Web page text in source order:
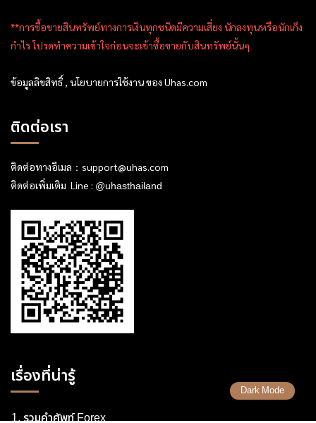
**การซื้อขายสินทรัพย์ทางการเงินทุกชนิดมีความเสี่ยง นักลงทุนหรือนักเก็ง
กำไร โปรดทำความเข้าใจก่อนจะเข้าซื้อขายกับสินทรัพย์นั้นๆ
ข้อมูลลิขสิทธิ์ , นโยบายการใช้งาน ของ Uhas.com
ติดต่อเรา
ติดต่อทางอีเมล： support@uhas.com
ติดต่อเพิ่มเติม Line : @uhasthailand
เรื่องที่น่ารู้
รวมคำศัพท์ Forex
Dark Mode